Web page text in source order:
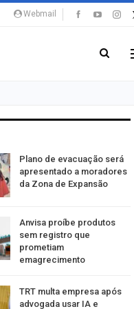
Webmail
Plano de evacuação será
apresentado a moradores
da Zona de Expansão
Anvisa proíbe produtos
sem registro que
prometiam
emagrecimento
TRT multa empresa após
advogada usar IA e